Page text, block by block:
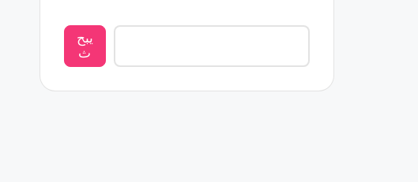
يبح
ث